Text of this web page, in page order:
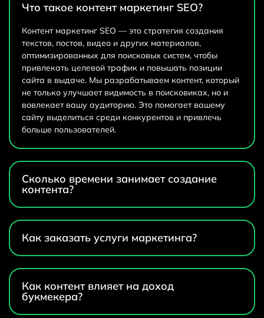
Что такое контент маркетинг SEO?
Контент маркетинг SEO — это стратегия создания
текстов, постов, видео и других материалов,
оптимизированных для поисковых систем, чтобы
привлекать целевой трафик и повышать позиции
сайта в выдаче. Мы разрабатываем контент, который
не только улучшает видимость в поисковиках, но и
вовлекает вашу аудиторию. Это помогает вашему
сайту выделиться среди конкурентов и привлечь
больше пользователей.
Сколько времени занимает создание
контента?
Как заказать услуги маркетинга?
Как контент влияет на доход
букмекера?